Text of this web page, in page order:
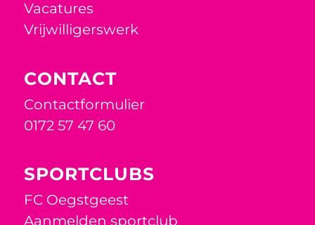
Vacatures
Vrijwilligerswerk
CONTACT
Contactformulier
0172 57 47 60
SPORTCLUBS
FC Oegstgeest
Aanmelden sportclub